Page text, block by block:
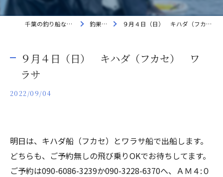
千葉の釣り船なら新盛丸 釣果速報 ９月４日（日） キハダ（フカセ） ワラサ
９月４日（日） キハダ（フカセ） ワ
ラサ
2022/09/04
明日は、キハダ船（フカセ）とワラサ船で出船します。
どちらも、ご予約無しの飛び乗りOKでお待ちしてます。
ご予約は090-6086-3239か090-3228-6370へ、ＡＭ４:０